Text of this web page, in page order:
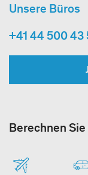
Unsere Büros
+41 44 500 43
Berechnen